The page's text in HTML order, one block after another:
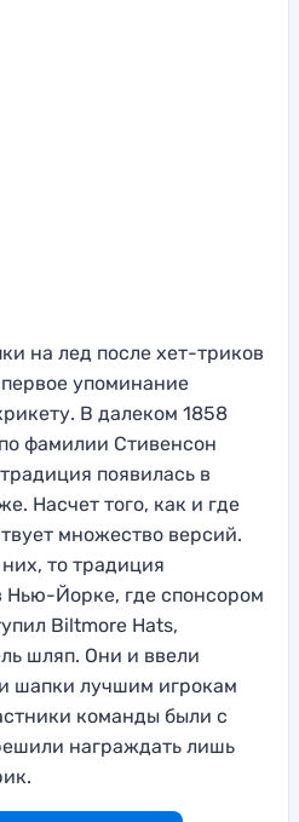
на лед после хет-триков
упоминание
В далеком 1858
фамилии Стивенсон
появилась в
Насчет того, как и где
множество версий.
то традиция
Нью-Йорке, где спонсором
Biltmore Hats,
шляп. Они и ввели
шапки лучшим игрокам
команды были с
награждать лишь